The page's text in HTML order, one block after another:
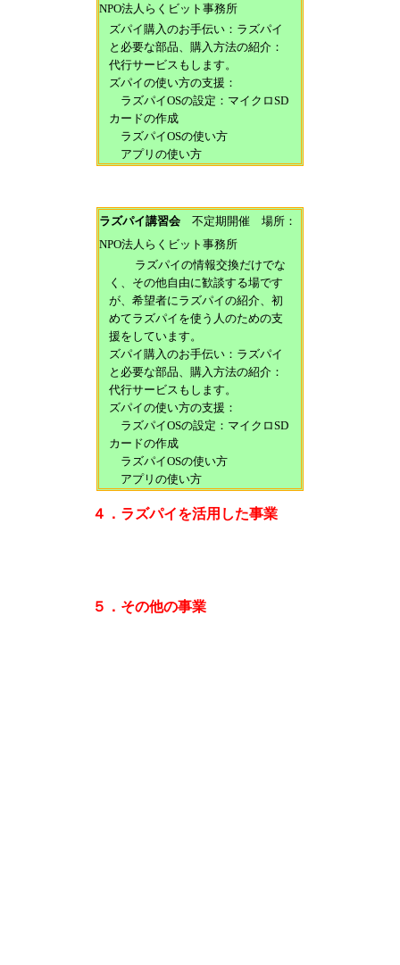
NPO法人らくビット事務所
ズパイ購入のお手伝い：ラズパイ
と必要な部品、購入方法の紹介：
代行サービスもします。
ズパイの使い方の支援：
ラズパイOSの設定：マイクロSD
カードの作成
ラズパイOSの使い方
アプリの使い方
ラズパイ講習会不定期開催 場所：
NPO法人らくビット事務所
ラズパイの情報交換だけでな
く、その他自由に歓談する場です
が、希望者にラズパイの紹介、初
めてラズパイを使う人のための支
援をしています。
ズパイ購入のお手伝い：ラズパイ
と必要な部品、購入方法の紹介：
代行サービスもします。
ズパイの使い方の支援：
ラズパイOSの設定：マイクロSD
カードの作成
ラズパイOSの使い方
アプリの使い方
４．ラズパイを活用した事業
５．その他の事業